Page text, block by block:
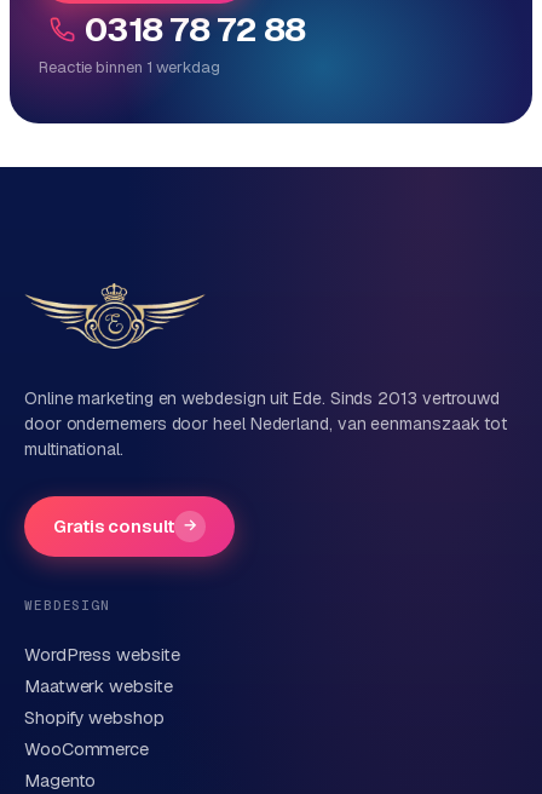
0318 78 72 88
Reactie binnen 1 werkdag
Direct persoonlijk contact, geen ticketsysteem
Vertel ons over je project
Naam
Bedrijfsnaam
Telefoonnummer(optioneel)
Korte omschrijving van je vraag of project
Online marketing en webdesign uit Ede. Sinds 2013 vertrouwd
door ondernemers door heel Nederland, van eenmanszaak tot
multinational.
Gratis consult →
WEBDESIGN
WordPress website
Maatwerk website
Shopify webshop
WooCommerce
Magento